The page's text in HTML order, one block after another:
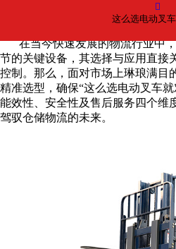

这么选电动叉
这么选电动叉车就
在当今快速发展的物流行业中
节的关键设备，其选择与应用直接
控制。那么，面对市场上琳琅满目
精准选型，确保“这么选电动叉车就
能效性、安全性及售后服务四个维
驾驭仓储物流的未来。